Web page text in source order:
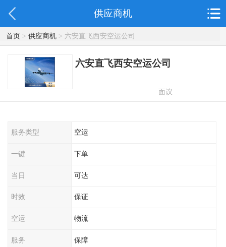
供应商机
首页> 供应商机> 六安直飞西安空运公司
六安直飞西安空运公司
面议
服务类型 空运
一键 下单
当日 可达
时效 保证
空运 物流
服务 保障